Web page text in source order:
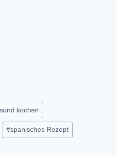
kochen
#spanisches Rezept